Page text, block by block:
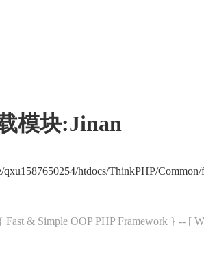
模块:Jinan
qxu1587650254/htdocs/ThinkPHP/
Fast & Simple OOP PHP Framework } -- [